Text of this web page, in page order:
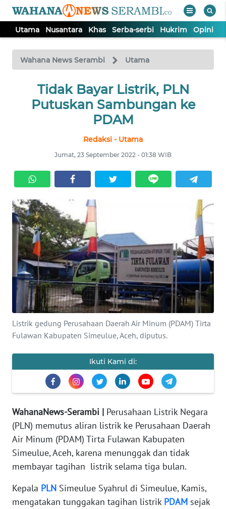
Utama Nusantara Khas Serba-serbi Hukrim Opini
Wahana News Serambi Utama
Tidak Bayar Listrik, PLN
Putuskan Sambungan ke
PDAM
Redaksi - Utama
Jumat, 23 September 2022 - 01:38 WIB
Listrik gedung Perusahaan Daerah Air Minum (PDAM) Tirta
Fulawan Kabupaten Simeulue, Aceh, diputus.
Ikuti Kami di:
WahanaNews-Serambi | Perusahaan Listrik Negara
(PLN) memutus aliran listrik ke Perusahaan Daerah
Air Minum (PDAM) Tirta Fulawan Kabupaten
Simeulue, Aceh, karena menunggak dan tidak
membayar tagihan listrik selama tiga bulan.
Kepala PLN Simeulue Syahrul di Simeulue, Kamis,
mengatakan tunggakan tagihan listrik PDAM sejak
TV
Tutup
UTAMA
SERBA-
SERBI
HUKRIM
OPINI
PERISTIWA
Informasi
BERITA
KONTAK
INFO
TENTANG
KAMI
PEDOMAN
SIBER